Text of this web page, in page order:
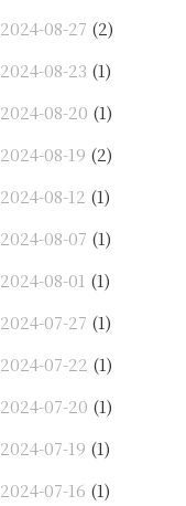
2024-08-27 (2)
2024-08-23 (1)
2024-08-20 (1)
2024-08-19 (2)
2024-08-12 (1)
2024-08-07 (1)
2024-08-01 (1)
2024-07-27 (1)
2024-07-22 (1)
2024-07-20 (1)
2024-07-19 (1)
2024-07-16 (1)